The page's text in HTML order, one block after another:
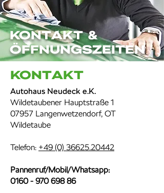
Kontakt &
Öffnungszeiten
Kontakt
Autohaus Neudeck e.K.
Wildetaubener Hauptstraße 1
07957 Langenwetzendorf, OT
Wildetaube
Telefon: +49 (0) 36625.20442
Pannenruf/Mobil/Whatsapp:​
0160 - 970 698 86